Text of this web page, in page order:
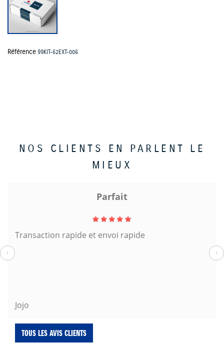
Référence 99KIT-62EXT-006
NOS CLIENTS EN PARLENT LE
MIEUX
Parfait
Transaction rapide et envoi rapide
Jojo
‹ ›
TOUS LES AVIS CLIENTS